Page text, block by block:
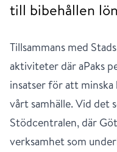
till bibehållen
Tillsammans med
aktiviteter där aPaks
insatser för att
vårt samhälle. Vid det
Stödcentralen, där
verksamhet som